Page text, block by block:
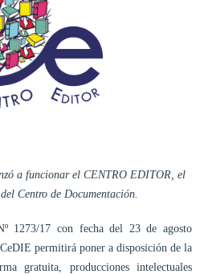
a funcionar el CENTRO EDITOR, el
Centro de Documentación.
1273/17 con fecha del 23 de agosto
permitirá poner a disposición de la
gratuita, producciones intelectuales